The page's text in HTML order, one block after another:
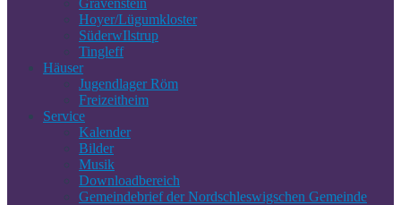
Gravenstein
Hoyer/Lügumkloster
SüderwIlstrup
Tingleff
Häuser
Jugendlager Röm
Freizeitheim
Service
Kalender
Bilder
Musik
Downloadbereich
Gemeindebrief der Nordschleswigschen Gemeinde